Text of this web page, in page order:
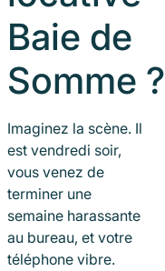
Baie de
Somme ?
Imaginez la scène. Il
est vendredi soir,
vous venez de
terminer une
semaine harassante
au bureau, et votre
téléphone vibre.